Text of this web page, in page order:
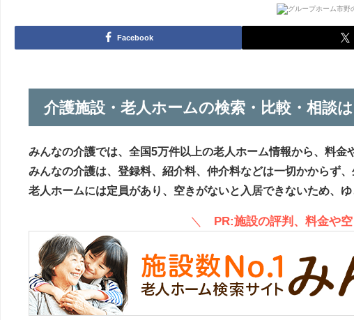
Facebook
介護施設・老人ホームの検索・比較・相談
みんなの介護では、全国5万件以上の老人ホーム情報から、料金
みんなの介護は、登録料、紹介料、仲介料などは一切かからず
老人ホームには定員があり、空きがないと入居できないため、
＼ PR:施設の評判、料金や